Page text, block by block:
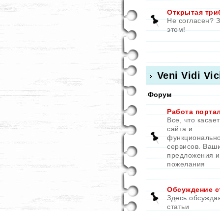
Открытая
Не согласен?
этом!
Veni Vidi
Форум
Работа
Все, что
сайта и
сервисов.
предложения и
пожелания
Обсуждение
Здесь
статьи